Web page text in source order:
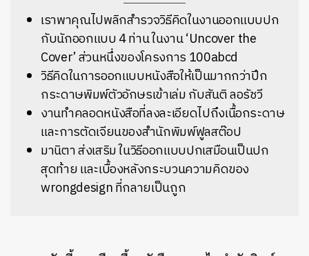
เราพาคุณไปพลิกสำรวจวิธีคิดในงานออกแบบปก
กับนักออกแบบ 4 ท่าน ในงาน ‘Uncover the
Cover’ ส่วนหนึ่งของโครงการ 100abcd
วิธีคิดในการออกแบบหนังสือให้เป็นมากกว่าปึก
กระดาษพิมพ์ตัวอักษรเข้าเล่ม กับสันติ ลอรัชวี
งานทำคลอดหนังสือที่ลงละเอียดไปถึงเนื้อกระดาษ
และการตัดเจียนของสำนักพิมพ์ฟูลสต๊อป
มานิตา ส่งเสริม ในวิธีออกแบบปกเสมือนเป็นปก
สุดท้าย และเบื้องหลังกระบวนความคิดของ
wrongdesign ที่กลายเป็นถูก